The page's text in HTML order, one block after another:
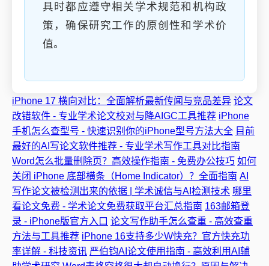
具时都应遵守相关学术规范和机构政
策，确保研究工作的原创性和学术价
值。
iPhone 17 横向对比：全面解析最新传闻与竞品差异 论文
改错软件 - 专业学术论文校对与降AIGC工具推荐 iPhone
手机怎么查型号 - 快速识别你的iPhone型号方法大全 目前
最好的AI写论文软件推荐 - 专业学术写作工具对比指南
Word怎么批量删除页？高效操作指南 - 免费办公技巧 如何
关闭 iPhone 底部横条（Home Indicator）？全面指南 AI
写作论文被检测出来的依据 | 学术诚信与AI检测技术 哪里
看论文免费 - 学术论文免费获取平台汇总指南 163邮箱登
录 - iPhone版官方入口 论文写作助手怎么查重 - 高效查重
方法与工具推荐 iPhone 16支持多少W快充？官方快充功
率详解 - 科技资讯 严伯钧AI论文使用指南 - 高效利用AI辅